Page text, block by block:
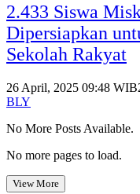
2.433 Siswa
Dipersiapkan
Sekolah Rakyat
26 April, 2025 09:48 WIB
BLY
No More Posts Available.
No more pages to load.
View More